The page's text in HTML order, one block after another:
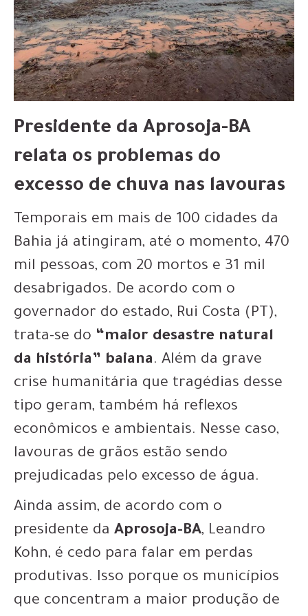
Presidente da Aprosoja-BA
relata os problemas do
excesso de chuva nas lavouras
Temporais em mais de 100 cidades da
Bahia já atingiram, até o momento, 470
mil pessoas, com 20 mortos e 31 mil
desabrigados. De acordo com o
governador do estado, Rui Costa (PT),
trata-se do “maior desastre natural
da história” baiana. Além da grave
crise humanitária que tragédias desse
tipo geram, também há reflexos
econômicos e ambientais. Nesse caso,
lavouras de grãos estão sendo
prejudicadas pelo excesso de água.
Ainda assim, de acordo com o
presidente da Aprosoja-BA, Leandro
Kohn, é cedo para falar em perdas
produtivas. Isso porque os municípios
que concentram a maior produção de